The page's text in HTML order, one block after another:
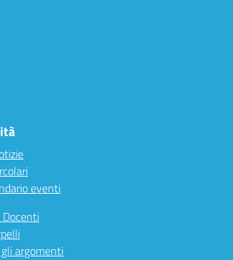
eventi
argomenti